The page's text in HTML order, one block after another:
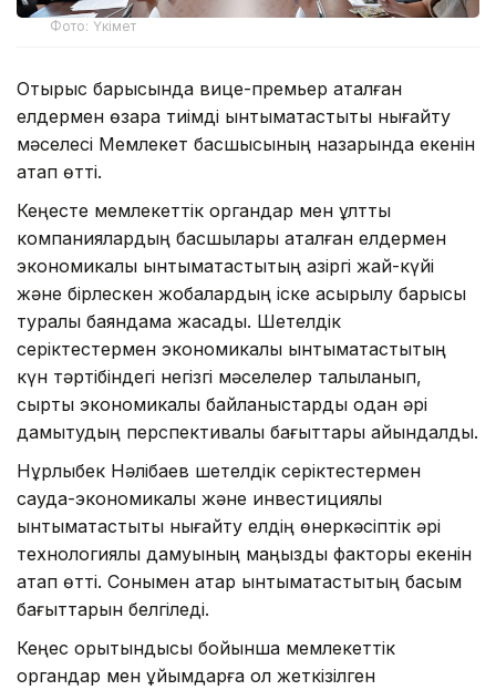
Фото: Үкімет
Отырыс барысында вице-премьер аталған
елдермен өзара тиімді ынтымақтастықты нығайту
мәселесі Мемлекет басшысының назарында екенін
атап өтті.
Кеңесте мемлекеттік органдар мен ұлттық
компаниялардың басшылары аталған елдермен
экономикалық ынтымақтастықтың қазіргі жай-күйі
және бірлескен жобалардың іске асырылу барысы
туралы баяндама жасады. Шетелдік
серіктестермен экономикалық ынтымақтастықтың
күн тәртібіндегі негізгі мәселелер талқыланып,
сыртқы экономикалық байланыстарды одан әрі
дамытудың перспективалы бағыттары айқындалды.
Нұрлыбек Нәлібаев шетелдік серіктестермен
сауда-экономикалық және инвестициялық
ынтымақтастықты нығайту елдің өнеркәсіптік әрі
технологиялық дамуының маңызды факторы екенін
атап өтті. Сонымен қатар ынтымақтастықтың басым
бағыттарын белгіледі.
Кеңес қорытындысы бойынша мемлекеттік
органдар мен ұйымдарға қол жеткізілген